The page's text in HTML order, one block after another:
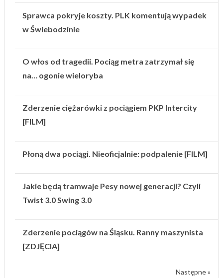
Sprawca pokryje koszty. PLK komentują wypadek
w Świebodzinie
O włos od tragedii. Pociąg metra zatrzymał się
na… ogonie wieloryba
Zderzenie ciężarówki z pociągiem PKP Intercity
[FILM]
Płoną dwa pociągi. Nieoficjalnie: podpalenie [FILM]
Jakie będą tramwaje Pesy nowej generacji? Czyli
Twist 3.0 Swing 3.0
Zderzenie pociągów na Śląsku. Ranny maszynista
[ZDJĘCIA]
Następne »